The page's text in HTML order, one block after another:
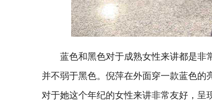
蓝色和黑色对于成熟女性来讲都是
并不弱于黑色。倪萍在外面穿一款蓝色
对于她这个年纪的女性来讲非常友好，呈